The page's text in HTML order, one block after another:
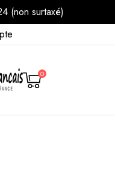
(non surtaxé)
0